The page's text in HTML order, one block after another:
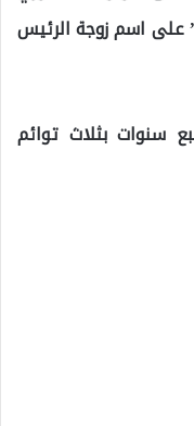
على اسم زوجة الرئيس
سنوات بثلاث توائم